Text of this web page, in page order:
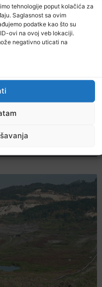
tehnologije poput kolačića za
Saglasnost sa ovim
podatke kao što su
ovi na ovoj veb lokaciji.
negativno uticati na
teško